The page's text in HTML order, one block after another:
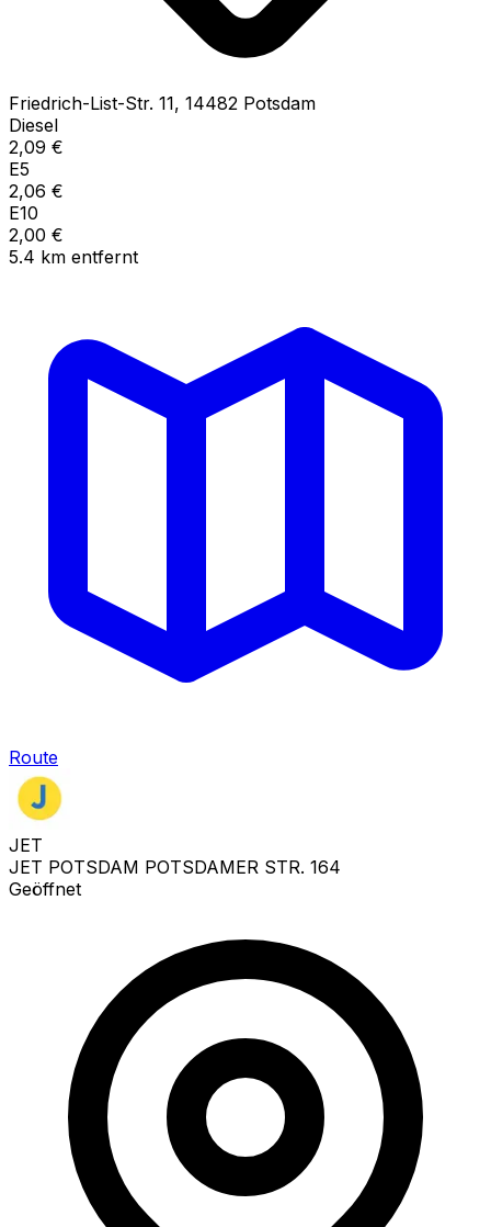
Friedrich-List-Str. 11, 14482 Potsdam
Diesel
2,09 €
E5
2,06 €
E10
2,00 €
5.4 km entfernt
Route
JET
JET POTSDAM POTSDAMER STR. 164
Geöffnet